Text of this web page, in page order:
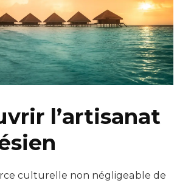
l’artisanat
culturelle non négligeable de